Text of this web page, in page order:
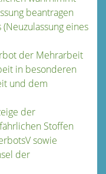
beantragen
eines
der Mehrarbeit
in besonderen
und dem
der
Stoffen
sowie
der